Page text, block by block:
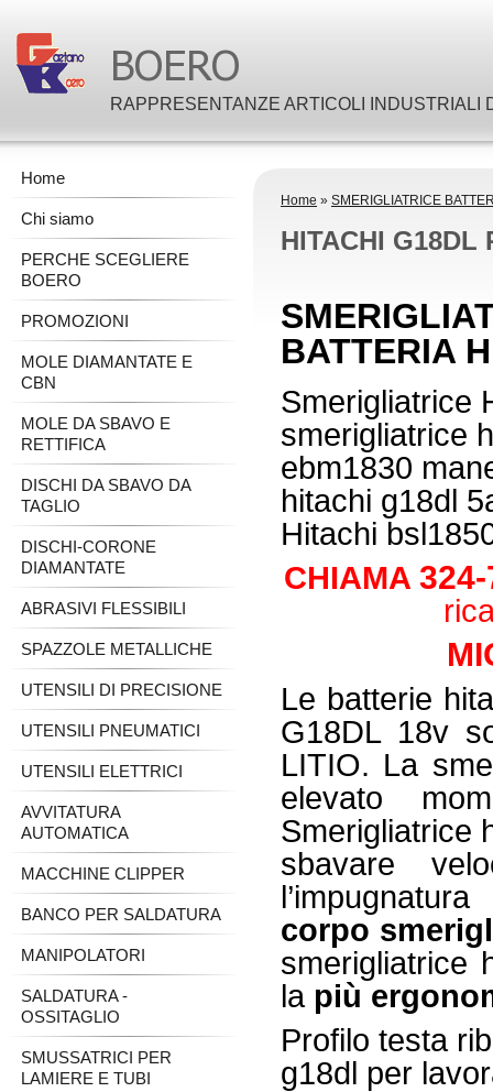
RAPPRESENTANZE ARTICOLI INDUSTRIALI
Home » SMERIGLIATRICE
HITACHI G18DL
BATTERIA
Smerigliatrice
smerigliatrice
ebm1830
hitachi g18dl
Hitachi
CHIAMA
Le batterie
G18DL 18v
LITIO. La
elevato
Smerigliatrice
sbavare
corpo
smerigliatrice
la più
Profilo testa
g18dl per
Home
Chi siamo
PERCHE SCEGLIERE
BOERO
PROMOZIONI
MOLE DIAMANTATE E
CBN
MOLE DA SBAVO E
RETTIFICA
DISCHI DA SBAVO DA
TAGLIO
DISCHI-CORONE
DIAMANTATE
ABRASIVI FLESSIBILI
SPAZZOLE METALLICHE
UTENSILI DI PRECISIONE
UTENSILI PNEUMATICI
UTENSILI ELETTRICI
AVVITATURA
AUTOMATICA
MACCHINE CLIPPER
BANCO PER SALDATURA
MANIPOLATORI
SALDATURA -
OSSITAGLIO
SMUSSATRICI PER
LAMIERE E TUBI